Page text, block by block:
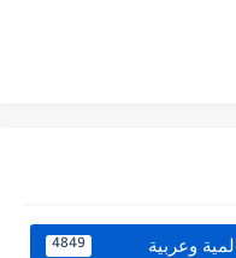
وعربية 4849